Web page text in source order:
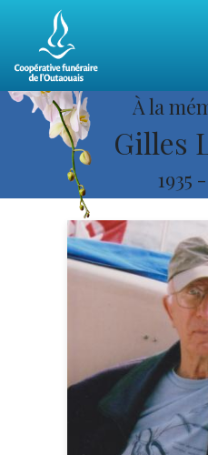
À la
Gilles
1935 -